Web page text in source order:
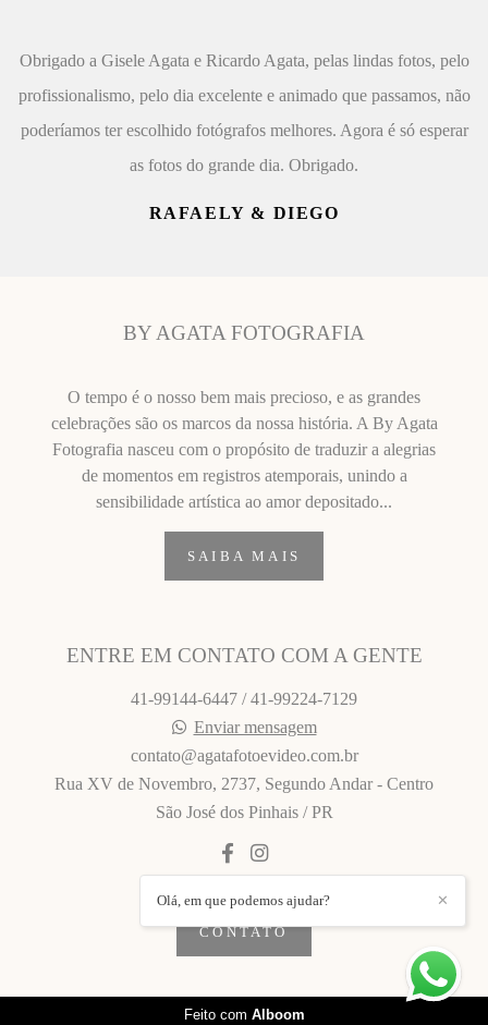
Obrigado a Gisele Agata e Ricardo Agata, pelas lindas fotos, pelo
profissionalismo, pelo dia excelente e animado que passamos, não
poderíamos ter escolhido fotógrafos melhores. Agora é só esperar
as fotos do grande dia. Obrigado.
RAFAELY & DIEGO
BY AGATA FOTOGRAFIA
O tempo é o nosso bem mais precioso, e as grandes
celebrações são os marcos da nossa história. A By Agata
Fotografia nasceu com o propósito de traduzir a alegrias
de momentos em registros atemporais, unindo a
sensibilidade artística ao amor depositado...
SAIBA MAIS
ENTRE EM CONTATO COM A GENTE
41-99144-6447 / 41-99224-7129
Enviar mensagem
contato@agatafotoevideo.com.br
Rua XV de Novembro, 2737, Segundo Andar - Centro
São José dos Pinhais / PR
CONTATO
✕
Olá, em que podemos ajudar?
Feito com Alboom